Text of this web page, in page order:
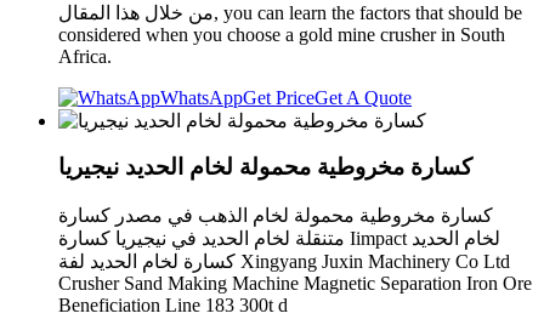
من خلال هذا المقال, you can learn the factors that should be
considered when you choose a gold mine crusher in South
Africa.
WhatsAppGet PriceGet A Quote
كسارة مخروطية محمولة لخام الحديد نيجيريا
كسارة مخروطية محمولة لخام الذهب في مصدر كسارة
متنقلة لخام الحديد في نيجيريا كسارة Iimpact لخام الحديد
كسارة لخام الحديد لفة Xingyang Juxin Machinery Co Ltd
Crusher Sand Making Machine Magnetic Separation Iron Ore
Beneficiation Line 183 300t d